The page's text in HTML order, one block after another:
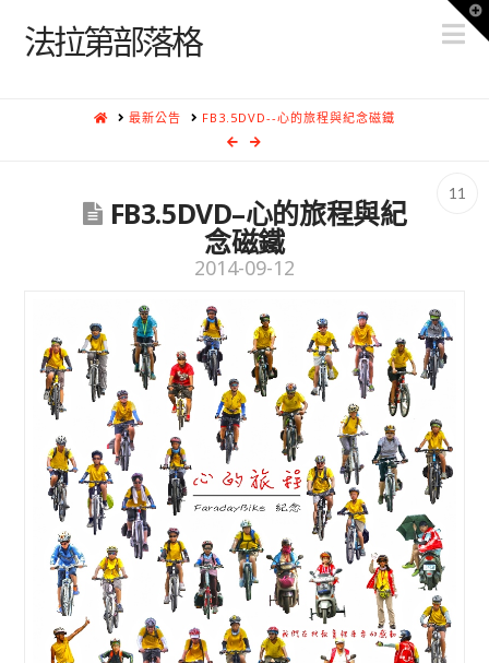
法拉第部落格
HOME最新公告 FB3.5DVD--心的旅程與紀念磁鐵
11
FB3.5DVD–心的旅程與紀
念磁鐵
2014-09-12